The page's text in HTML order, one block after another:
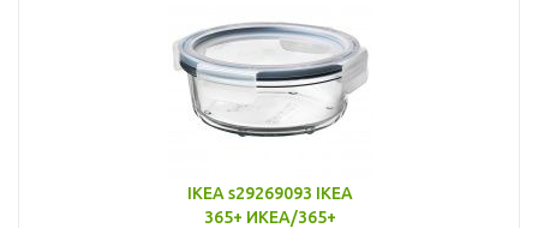
IKEA s29269093 IKEA
365+ ИКЕА/365+